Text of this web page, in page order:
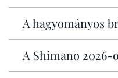
A hagyományos
A Shimano 2026-